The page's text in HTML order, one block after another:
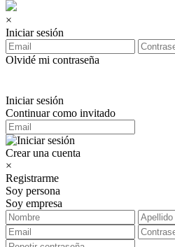
×
Iniciar sesión
Olvidé mi contraseña
Iniciar sesión
Continuar como invitado
Crear una cuenta
×
Registrarme
Soy persona
Soy empresa